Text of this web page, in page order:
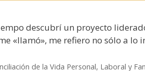
descubrí un proyecto
«llamó», me refiero no sólo a
de la Vida Personal, Laboral y